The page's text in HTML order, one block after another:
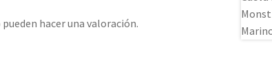
hacer una valoración.